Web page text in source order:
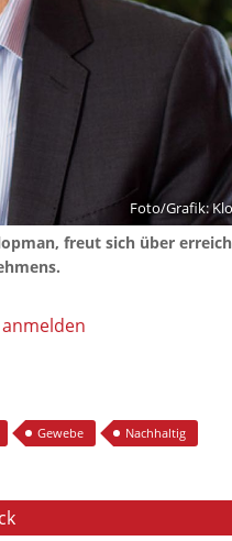
Foto/Grafik:
freut sich über
Gewebe Nachhaltig